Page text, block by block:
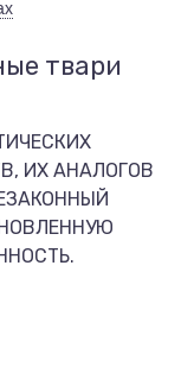
твари
ИХ АНАЛОГОВ